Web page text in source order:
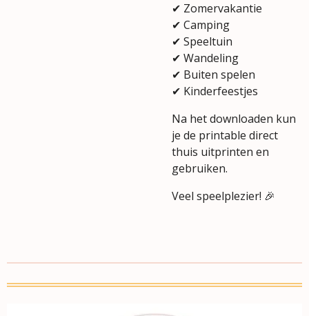
✔ Zomervakantie
✔ Camping
✔ Speeltuin
✔ Wandeling
✔ Buiten spelen
✔ Kinderfeestjes
Na het downloaden kun
je de printable direct
thuis uitprinten en
gebruiken.
Veel speelplezier! 🎉